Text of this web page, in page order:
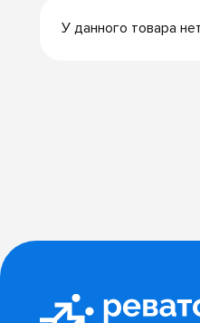
У данного товара